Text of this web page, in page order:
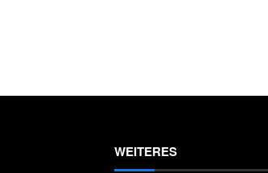
WEITERES